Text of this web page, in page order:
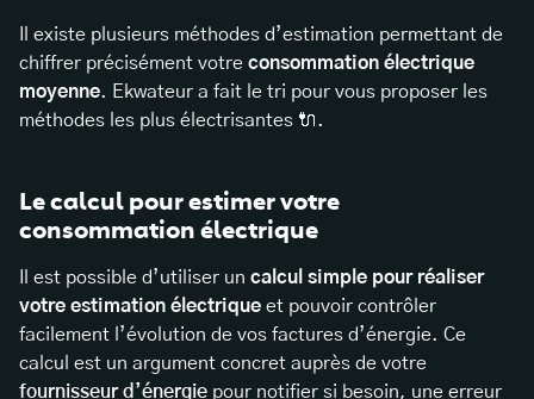
Il existe plusieurs méthodes d’estimation permettant de
chiffrer précisément votre consommation électrique
moyenne. Ekwateur a fait le tri pour vous proposer les
méthodes les plus électrisantes 🔌.
Le calcul pour estimer votre
consommation électrique
Il est possible d’utiliser un calcul simple pour réaliser
votre estimation électrique et pouvoir contrôler
facilement l’évolution de vos factures d’énergie. Ce
calcul est un argument concret auprès de votre
fournisseur d’énergie pour notifier si besoin, une erreur